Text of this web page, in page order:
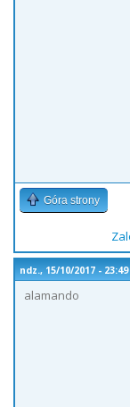
Góra strony
ndz., 15/10/2017 - 23:49
alamando